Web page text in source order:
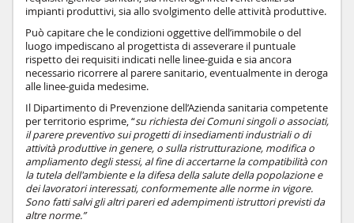
impianti produttivi, sia allo svolgimento delle attività produttive.
Può capitare che le condizioni oggettive dell’immobile o del
luogo impediscano al progettista di asseverare il puntuale
rispetto dei requisiti indicati nelle linee-guida e sia ancora
necessario ricorrere al parere sanitario, eventualmente in deroga
alle linee-guida medesime.
Il Dipartimento di Prevenzione dell’Azienda sanitaria competente
per territorio esprime, “su richiesta dei Comuni singoli o associati,
ilparere preventivosui progetti di insediamenti industriali o di
attività produttive in genere, o sulla ristrutturazione, modifica o
ampliamento degli stessi, al fine di accertarne la compatibilità con
la tutela dell'ambiente e la difesa della salute della popolazione e
dei lavoratori interessati, conformemente alle norme in vigore.
Sono fatti salvi gli altri pareri ed adempimenti istruttori previsti da
altre norme.”